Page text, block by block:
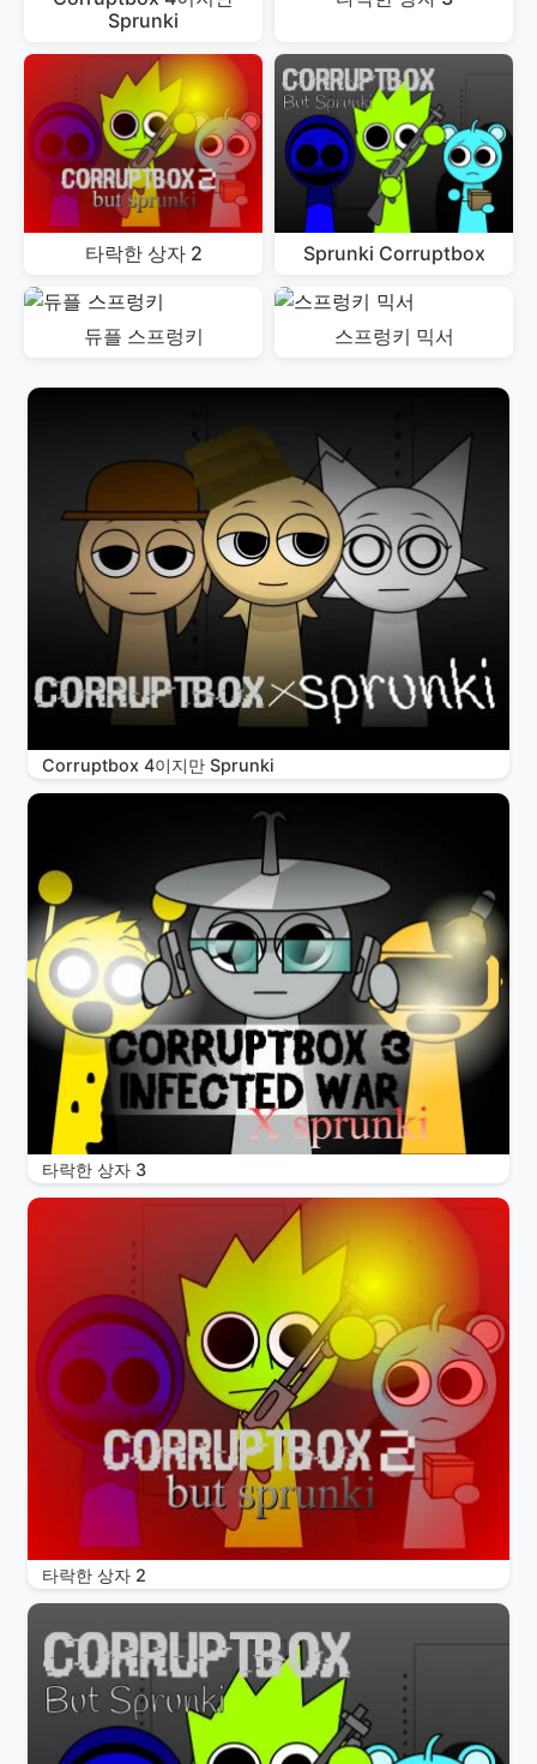
Sprunki
타락한 상자 2 Sprunki Corruptbox
듀플 스프렁키 스프렁키 믹서
Corruptbox 4이지만 Sprunki
타락한 상자 3
타락한 상자 2